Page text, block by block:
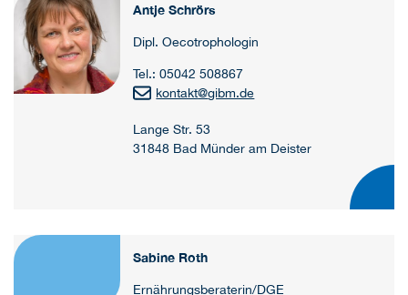
Antje Schrörs
Dipl. Oecotrophologin
Tel.: 05042 508867
kontakt@gibm.de
Lange Str. 53
31848 Bad Münder am Deister
Sabine Roth
Ernährungsberaterin/DGE